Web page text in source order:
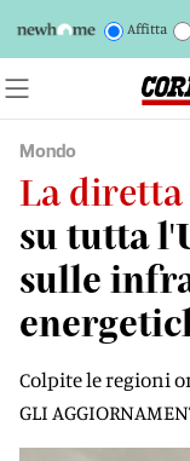
Affitta
Mondo
La diretta
su tutta
sulle
Colpite le regioni
GLI